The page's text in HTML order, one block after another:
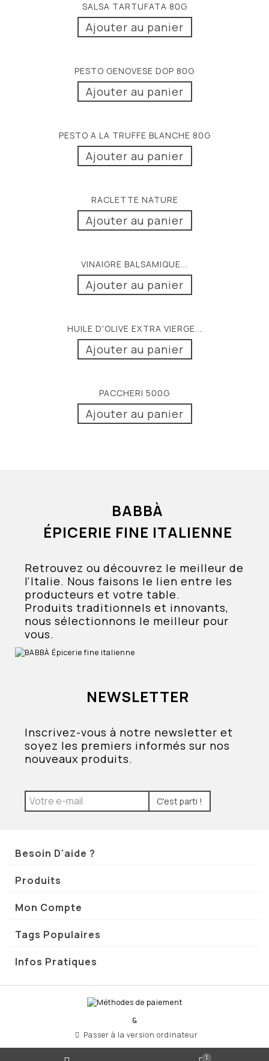
SALSA TARTUFATA 80G
Ajouter au panier
PESTO GENOVESE DOP 80G
Ajouter au panier
PESTO A LA TRUFFE BLANCHE 80G
Ajouter au panier
RACLETTE NATURE
Ajouter au panier
VINAIGRE BALSAMIQUE...
Ajouter au panier
HUILE D'OLIVE EXTRA VIERGE...
Ajouter au panier
PACCHERI 500G
Ajouter au panier
BABBÀ
ÉPICERIE FINE ITALIENNE
Retrouvez ou découvrez le meilleur de
l'Italie. Nous faisons le lien entre les
producteurs et votre table.
Produits traditionnels et innovants,
nous sélectionnons le meilleur pour
vous.
NEWSLETTER
Inscrivez-vous à notre newsletter et
soyez les premiers informés sur nos
nouveaux produits.
C'est parti !
Besoin D'aide ?
Produits
Mon Compte
Tags Populaires
Infos Pratiques
&
Passer à la version ordinateur
1